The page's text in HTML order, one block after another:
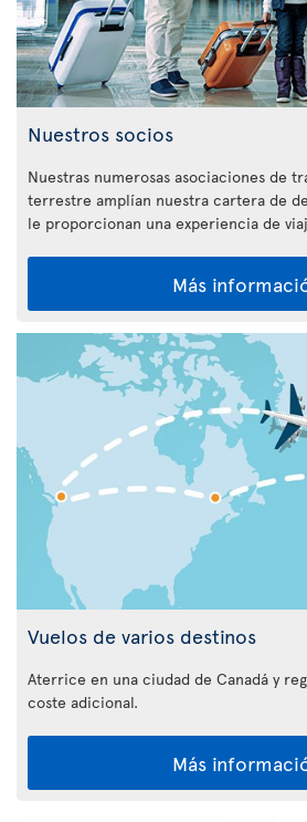
Nuestros socios
Nuestras numerosas asociaciones de
terrestre amplían nuestra cartera de
le proporcionan una experiencia de
Más
Vuelos de varios destinos
Aterrice en una ciudad de Canadá y
coste adicional.
Más